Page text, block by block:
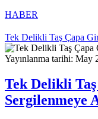
HABER
Tek Delikli Taş Çapa
Yayınlanma tarihi: May
Tek Delikli
Sergilenmeye